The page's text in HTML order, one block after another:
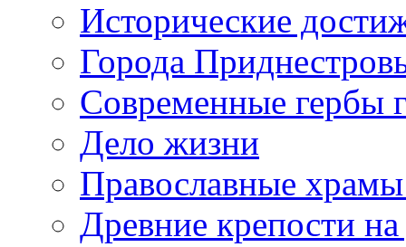
Исторические
Города
Современные гербы
Дело жизни
Православные
Древние крепости